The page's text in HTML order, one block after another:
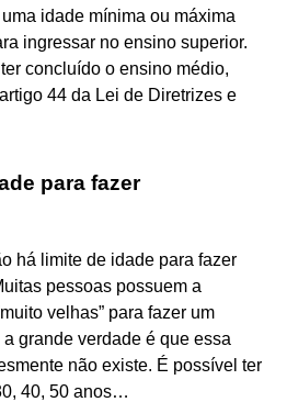
idade mínima ou máxima
ingressar no ensino superior.
concluído o ensino médio,
44 da Lei de Diretrizes e
para fazer
há limite de idade para fazer
pessoas possuem a
velhas” para fazer um
grande verdade é que essa
não existe. É possível ter
40, 50 anos…